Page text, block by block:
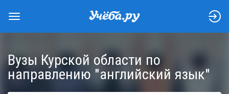
Вузы Курской области по
направлению "английский язык"